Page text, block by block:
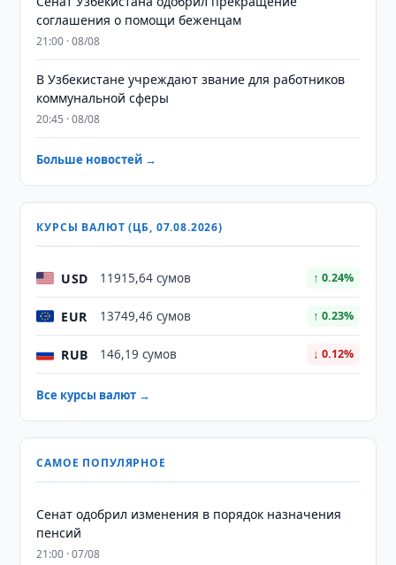
соглашения о помощи беженцам
21:00 · 08/08
В Узбекистане учреждают звание для работников
коммунальной сферы
20:45 · 08/08
Больше новостей →
КУРСЫ ВАЛЮТ (ЦБ, 07.08.2026)
USD 11915,64 сумов ↑ 0.24%
EUR 13749,46 сумов ↑ 0.23%
RUB 146,19 сумов ↓ 0.12%
Все курсы валют →
САМОЕ ПОПУЛЯРНОЕ
Сенат одобрил изменения в порядок назначения
пенсий
21:00 · 07/08